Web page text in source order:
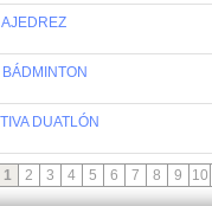
DUATLÓN
1 2 3 4 5 6 7 8 9 10